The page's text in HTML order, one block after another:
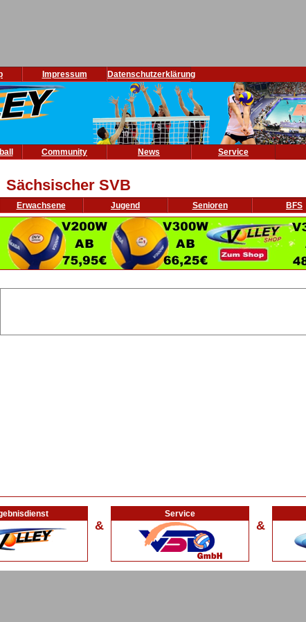
Impressum Datenschutzerklärung
Community News
Service
Sächsischer SVB
Erwachsene Jugend Senioren BFS
&
Service
&